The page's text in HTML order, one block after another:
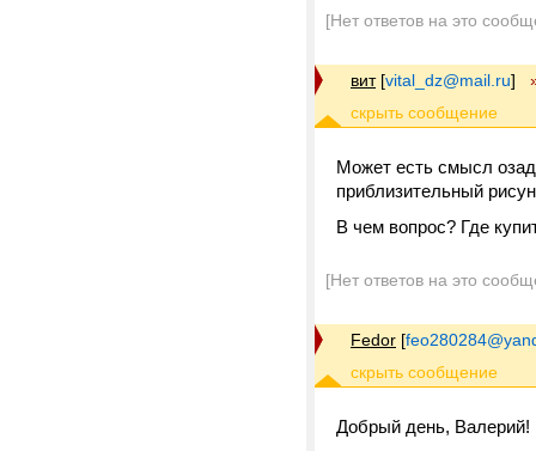
[Нет ответов на это
вит [vital_dz@mail.ru]
Может есть смысл
приблизительный
В чем вопрос? Где
[Нет ответов на это
Fedor [
Добрый день, Валерий!